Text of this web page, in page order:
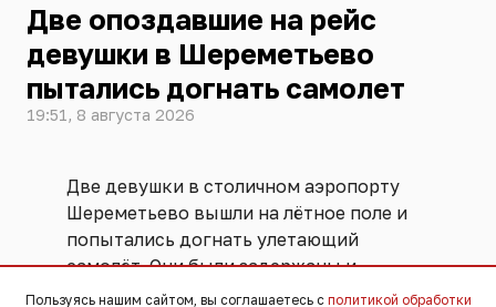
Две опоздавшие на рейс
девушки в Шереметьево
пытались догнать самолет
19:51, 8 августа 2026
Две девушки в столичном аэропорту
Шереметьево вышли на лётное поле и
попытались догнать улетающий
самолёт. Они были задержаны и
переданы ФСБ. Угрозы безопасности
Пользуясь нашим сайтом, вы соглашаетесь с политикой обработки